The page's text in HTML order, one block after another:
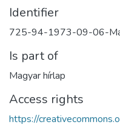
Identifier
725-94-1973-09-06-
Is part of
Magyar hírlap
Access rights
https://